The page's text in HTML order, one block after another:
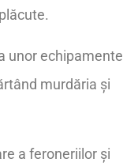
unor echipamente
murdăria și
a feroneriilor și